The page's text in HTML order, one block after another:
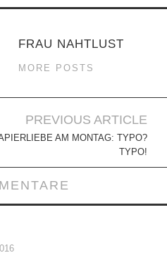
FRAU NAHTLUST
MORE POSTS
PREVIOUS ARTICLE
AM MONTAG: TYPO?
TYPO!